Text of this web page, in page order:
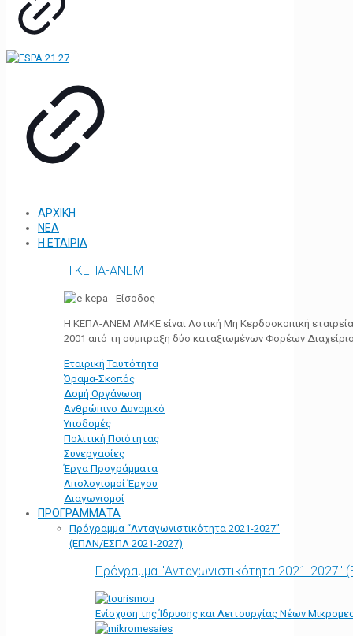
ΑΡΧΙΚΗ
ΝΕΑ
Η ΕΤΑΙΡΙΑ
Η ΚΕΠΑ-ΑΝΕΜ
Η ΚΕΠΑ-ΑΝΕΜ ΑΜΚΕ είναι Αστική Μη Κερδοσκοπική
2001 από τη σύμπραξη δύο καταξιωμένων Φορέων
Εταιρική Ταυτότητα
Όραμα-Σκοπός
Δομή Οργάνωση
Ανθρώπινο Δυναμικό
Υποδομές
Πολιτική Ποιότητας
Συνεργασίες
Έργα Προγράμματα
Απολογισμοί Έργου
Διαγωνισμοί
ΠΡΟΓΡΑΜΜΑΤΑ
Πρόγραμμα “Ανταγωνιστικότητα 2021-2027”
(ΕΠΑΝ/ΕΣΠΑ 2021-2027)
Πρόγραμμα "Ανταγωνιστικότητα 2021-
Ενίσχυση της Ίδρυσης και Λειτουργίας Νέων